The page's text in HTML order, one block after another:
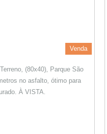
Venda
(80x40), Parque São
no asfalto, ótimo para
À VISTA.